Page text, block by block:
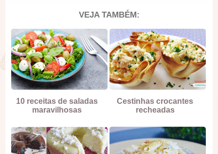
VEJA TAMBÉM:
10 receitas de saladas
maravilhosas
Cestinhas crocantes
recheadas